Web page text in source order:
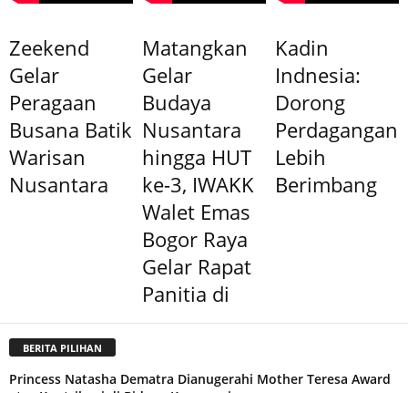
Zeekend
Gelar
Peragaan
Busana Batik
Warisan
Nusantara
Matangkan
Gelar
Budaya
Nusantara
hingga HUT
ke-3, IWAKK
Walet Emas
Bogor Raya
Gelar Rapat
Panitia di
Kadin
Indnesia:
Dorong
Perdagangan
Lebih
Berimbang
BERITA PILIHAN
Princess Natasha Dematra Dianugerahi Mother Teresa Award